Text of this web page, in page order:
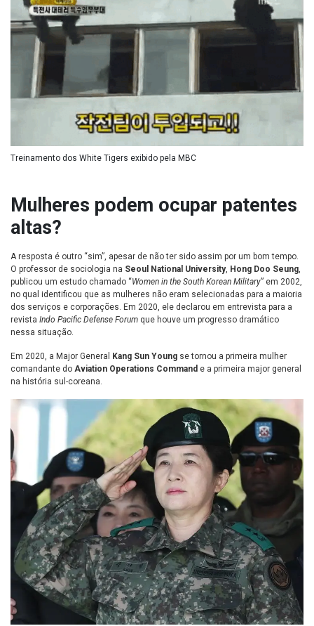
Treinamento dos White Tigers exibido pela MBC
Mulheres podem ocupar patentes
altas?
A resposta é outro “sim”, apesar de não ter sido assim por um bom tempo.
O professor de sociologia na Seoul National University, Hong Doo Seung
publicou um estudo chamado “Women in the South Korean Military” em 2002,
no qual identificou que as mulheres não eram selecionadas para a maioria
dos serviços e corporações. Em 2020, ele declarou em entrevista para a
revista Indo Pacific Defense Forum que houve um progresso dramático
nessa situação.
Em 2020, a Major General Kang Sun Young se tornou a primeira mulher
comandante do Aviation Operations Command e a primeira major general
na história sul-coreana.